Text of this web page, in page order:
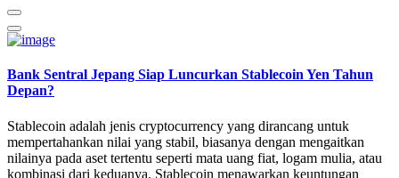
Bank Sentral Jepang Siap Luncurkan Stablecoin Yen Tahun
Depan?
Stablecoin adalah jenis cryptocurrency yang dirancang untuk
mempertahankan nilai yang stabil, biasanya dengan mengaitkan
nilainya pada aset tertentu seperti mata uang fiat, logam mulia, atau
kombinasi dari keduanya. Stablecoin menawarkan keuntungan